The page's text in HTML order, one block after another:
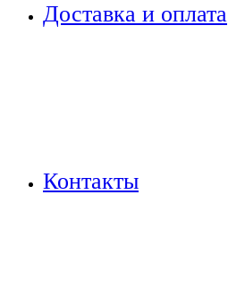
Доставка и оплата
Контакты